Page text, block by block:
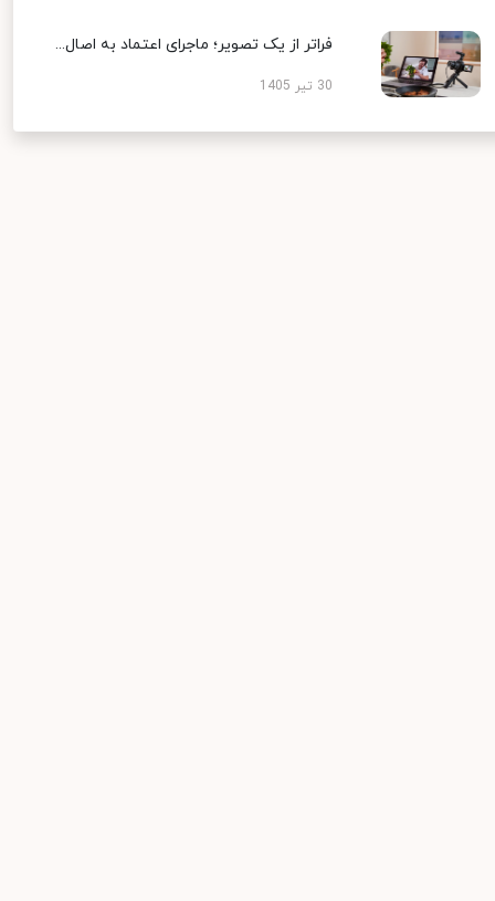
فراتر از یک تصویر؛ ماجرای اعتماد به اصال...
30 تیر 1405